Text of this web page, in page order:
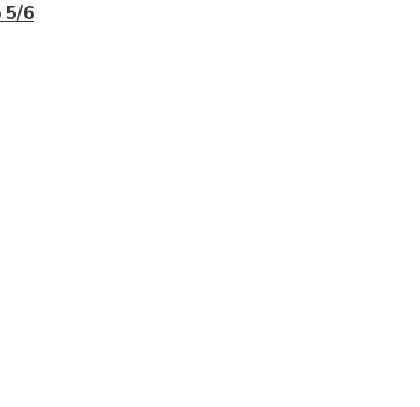
5/6